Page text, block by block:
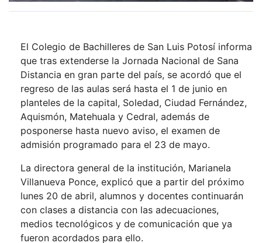
El Colegio de Bachilleres de San Luis Potosí informa
que tras extenderse la Jornada Nacional de Sana
Distancia en gran parte del país, se acordó que el
regreso de las aulas será hasta el 1 de junio en
planteles de la capital, Soledad, Ciudad Fernández,
Aquismón, Matehuala y Cedral, además de
posponerse hasta nuevo aviso, el examen de
admisión programado para el 23 de mayo.
La directora general de la institución, Marianela
Villanueva Ponce, explicó que a partir del próximo
lunes 20 de abril, alumnos y docentes continuarán
con clases a distancia con las adecuaciones,
medios tecnológicos y de comunicación que ya
fueron acordados para ello.